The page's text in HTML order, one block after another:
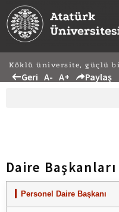
Köklü üniversite, güçlü
Geri A- A+ Paylaş
Daire Başkanları
Personel Daire Başkanı